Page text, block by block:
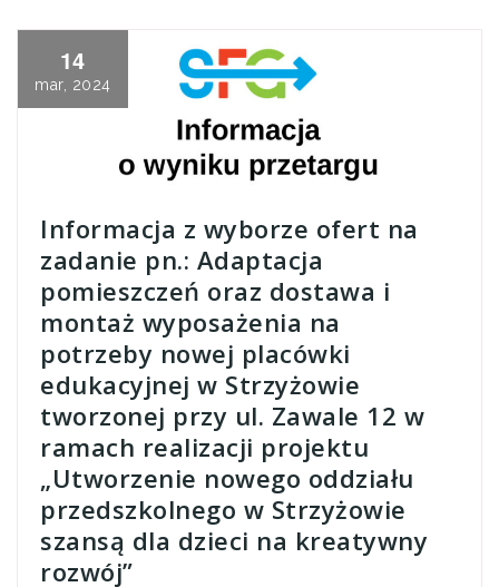
14
mar, 2024
Informacja z wyborze ofert na
zadanie pn.: Adaptacja
pomieszczeń oraz dostawa i
montaż wyposażenia na
potrzeby nowej placówki
edukacyjnej w Strzyżowie
tworzonej przy ul. Zawale 12 w
ramach realizacji projektu
„Utworzenie nowego oddziału
przedszkolnego w Strzyżowie
szansą dla dzieci na kreatywny
rozwój”